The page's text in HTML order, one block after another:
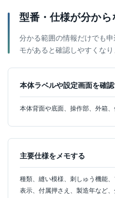
型番・仕様が分か
分かる範囲の情報だけでも
モがあると確認しやすくなり
本体ラベルや設定画面を確
本体背面や底面、操作部、外箱
主要仕様をメモする
種類、縫い模様、刺しゅう機能
表示、付属押さえ、製造年など